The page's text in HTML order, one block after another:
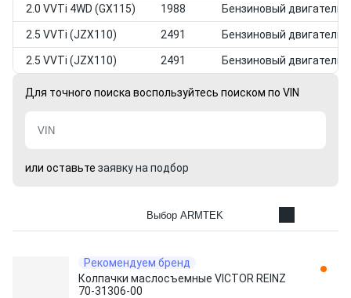
2.0 VVTi 4WD (GX115) 1988 Бензиновый двигатель
2.5 VVTi (JZX110) 2491 Бензиновый двигатель
2.5 VVTi (JZX110) 2491 Бензиновый двигатель
Для точного поиска воспользуйтесь поиском по VIN
или оставьте заявку на подбор
Выбор ARMTEK
Рекомендуем бренд
Колпачки маслосъемные VICTOR REINZ
70-31306-00